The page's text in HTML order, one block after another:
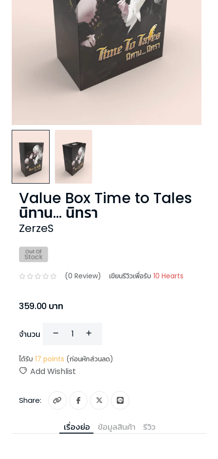
Value Box Time to Tales
นิทาน... นิทรา
ZerzeS
(0 Review) เขียนรีวิวเพื่อรับ 10 Hearts
359.00 บาท
จำนวน
ได้รับ 17 points (ก่อนหักส่วนลด)
Add Wishlist
Share:
เรื่องย่อ ข้อมูลสินค้า รีวิว